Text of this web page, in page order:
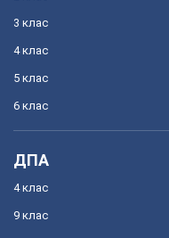
3 клас
4 клас
5 клас
6 клас
ДПА
4 клас
9 клас